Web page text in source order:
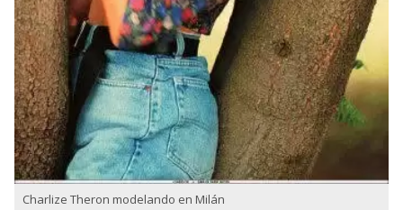
Charlize Theron modelando en Milán